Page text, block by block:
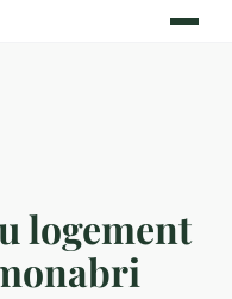
logement